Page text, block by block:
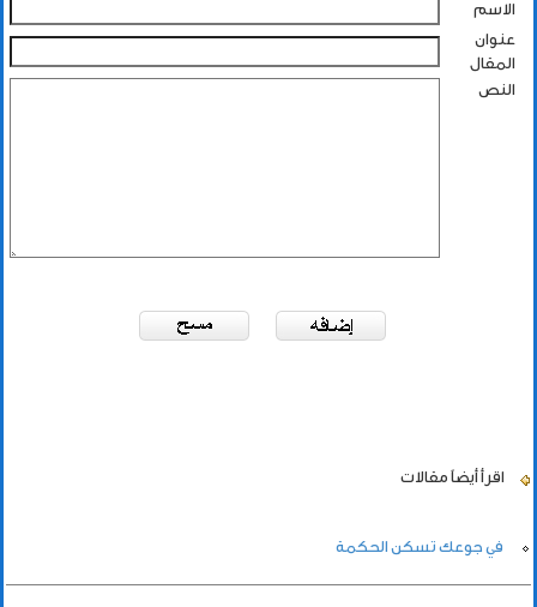
الاسم
عنوان
المقال
النص
اقرأ أيضاً مقالات
في جوعك تسكن الحكمة